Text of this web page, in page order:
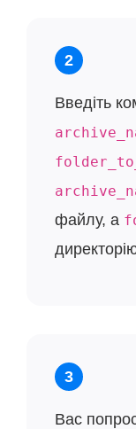
2
Введіть
файлу, а
3
Вас